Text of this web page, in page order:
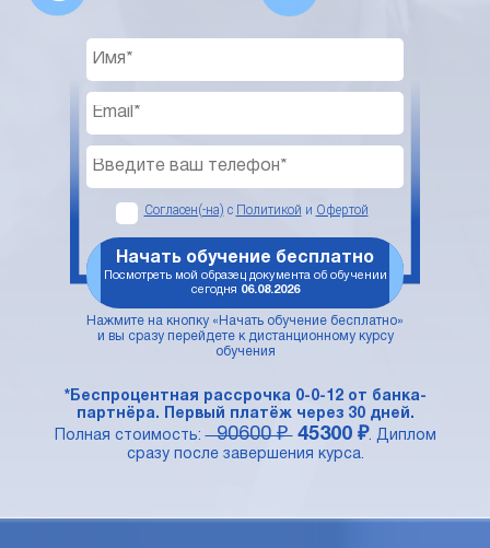
Согласен(-на) с Политикой и Офертой
Начать обучение бесплатно
Посмотреть мой образец документа об обучении
сегодня 06.08.2026
Нажмите на кнопку «Начать обучение бесплатно»
и вы сразу перейдете к дистанционному курсу
обучения
*Беспроцентная рассрочка 0-0-12 от банка-
партнёра. Первый платёж через 30 дней.
Полная стоимость:90600 ₽ 45300 ₽. Диплом
сразу после завершения курса.